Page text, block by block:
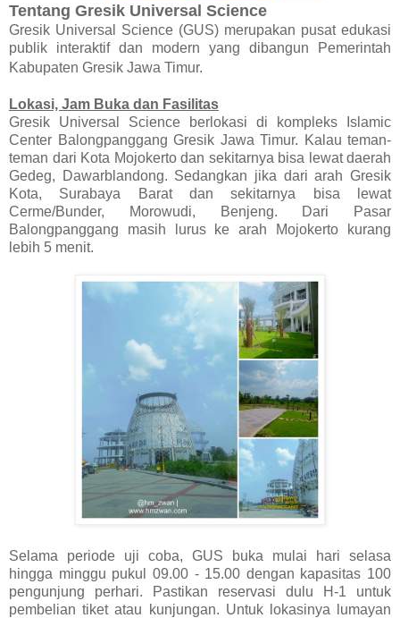
Tentang Gresik Universal Science
Gresik Universal Science (GUS) merupakan pusat edukasi
publik interaktif dan modern yang dibangun Pemerintah
Kabupaten Gresik Jawa Timur.
Lokasi, Jam Buka dan Fasilitas
Gresik Universal Science berlokasi di kompleks Islamic
Center Balongpanggang Gresik Jawa Timur. Kalau teman-
teman dari Kota Mojokerto dan sekitarnya bisa lewat daerah
Gedeg, Dawarblandong. Sedangkan jika dari arah Gresik
Kota, Surabaya Barat dan sekitarnya bisa lewat
Cerme/Bunder, Morowudi, Benjeng. Dari Pasar
Balongpanggang masih lurus ke arah Mojokerto kurang
lebih 5 menit.
Selama periode uji coba, GUS buka mulai hari selasa
hingga minggu pukul 09.00 - 15.00 dengan kapasitas 100
pengunjung perhari. Pastikan reservasi dulu H-1 untuk
pembelian tiket atau kunjungan. Untuk lokasinya lumayan